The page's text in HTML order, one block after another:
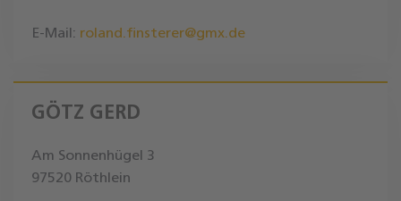
E-Mail: roland.finsterer@gmx.de
GÖTZ GERD
Am Sonnenhügel 3
97520 Röthlein